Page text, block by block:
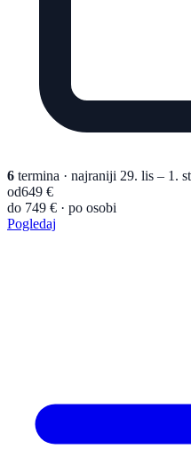
6 termina · najraniji 29. lis – 1.
od649 €
do 749 € · po osobi
Pogledaj